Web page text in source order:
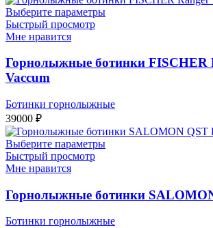
Выберите параметры
Быстрый просмотр
Мне нравится
Горнолыжные ботинки FISCHER
Vaccum
Ботинки горнолыжные
39000 ₽
Выберите параметры
Быстрый просмотр
Мне нравится
Горнолыжные ботинки
Ботинки горнолыжные